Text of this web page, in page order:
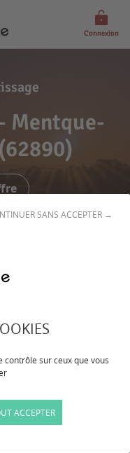
contrôle sur ceux que vous
SANS ACCEPTER →
ACCEPTER
Connexion
Mentque-
en
saneen et
importantes